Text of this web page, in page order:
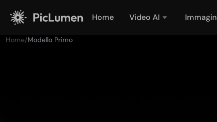
Home Video AI
Home/Modello Primo